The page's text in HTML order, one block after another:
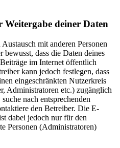
Weitergabe deiner Daten
mit anderen Personen
dass die Daten deines
im Internet öffentlich
kann jedoch festlegen, dass
eingeschränkten Nutzerkreis
Administratoren etc.) zugänglich
nach entsprechenden
den Betreiber. Die E-
dabei jedoch nur für den
Personen (Administratoren)